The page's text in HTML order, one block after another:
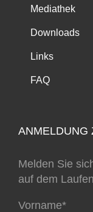
Mediathek
Downloads
Links
FAQ
ANMELDUNG
Melden Sie
auf dem
Vorname*